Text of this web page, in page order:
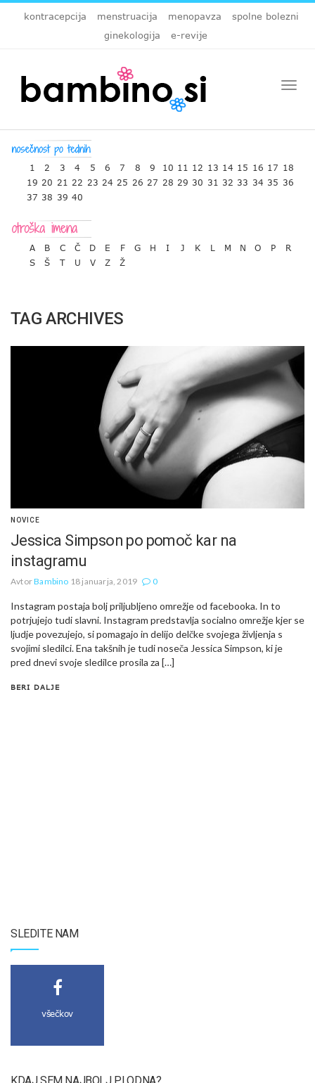
kontracepcija menstruacija menopavza
spolne bolezni
ginekologija
e-revije
1 2 3 4 5 6 7 8 9 10 11 12 13 14 15 16 17 18
19 20 21 22 23 24 25 26 27 28 29 30 31 32 33 34 35 36
37 38 39 40
A B C Č D E F G H I J K L M N O P
R
S
Š T U V Z Ž
TAG ARCHIVES
NOVICE
Jessica Simpson po pomoč kar na
instagramu
AvtorBambino 18 januarja, 2019 0
Instagram postaja bolj priljubljeno omrežje od facebooka. In to
potrjujejo tudi slavni. Instagram predstavlja socialno omrežje kjer se
ljudje povezujejo, si pomagajo in delijo delčke svojega življenja s
svojimi sledilci. Ena takšnih je tudi noseča Jessica Simpson, ki je
pred dnevi svoje sledilce prosila za […]
BERI DALJE
SLEDITE NAM
všečkov